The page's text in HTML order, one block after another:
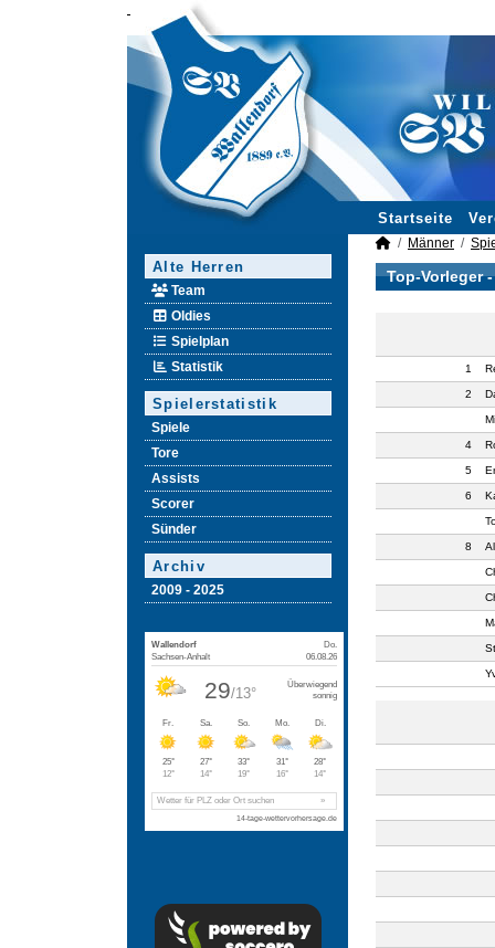
Startseite
Alte Herren
Team
Oldies
Spielplan
Statistik
Spielerstatistik
Spiele
Tore
Assists
Scorer
Sünder
Archiv
2009 - 2025
Männer
Top-Vorleger
1
2
4
5
6
8